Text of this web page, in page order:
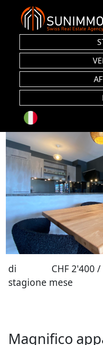
di
stagione
CHF 2'400 /
mese
Magnifico